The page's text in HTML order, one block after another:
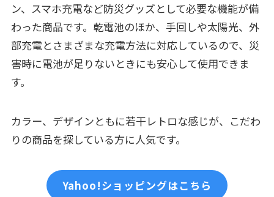
ン、スマホ充電など防災グッズとして必要な機能が備
わった商品です。乾電池のほか、手回しや太陽光、外
部充電とさまざまな充電方法に対応しているので、災
害時に電池が足りないときにも安心して使用できま
す。
カラー、デザインともに若干レトロな感じが、こだわ
りの商品を探している方に人気です。
Yahoo!ショッピングはこちら